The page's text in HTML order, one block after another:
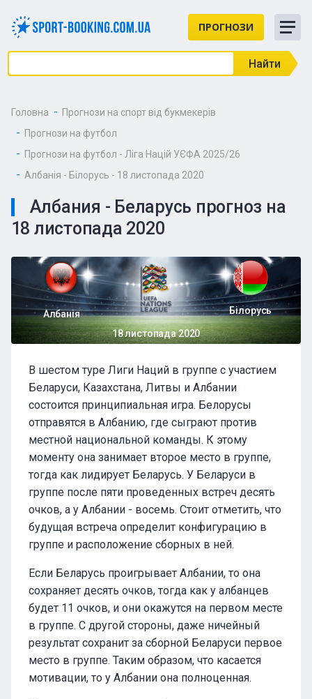
ПРОГНОЗИ
Найти
Головна
Прогнози на спорт від букмекерів
Прогнози на футбол
Прогнози на футбол - Ліга Націй УЄФА 2025/26
Албанія - Білорусь - 18 листопада 2020
Албания - Беларусь прогноз на
18 листопада 2020
Албанія Білорусь
18 листопада 2020
В шестом туре Лиги Наций в группе с участием
Беларуси, Казахстана, Литвы и Албании
состоится принципиальная игра. Белорусы
отправятся в Албанию, где сыграют против
местной национальной команды. К этому
моменту она занимает второе место в группе,
тогда как лидирует Беларусь. У Беларуси в
группе после пяти проведенных встреч десять
очков, а у Албании - восемь. Стоит отметить, что
будущая встреча определит конфигурацию в
группе и расположение сборных в ней.
Если Беларусь проигрывает Албании, то она
сохраняет десять очков, тогда как у албанцев
будет 11 очков, и они окажутся на первом месте
в группе. С другой стороны, даже ничейный
результат сохранит за сборной Беларуси первое
место в группе. Таким образом, что касается
мотивации, то у Албании она полноценная.